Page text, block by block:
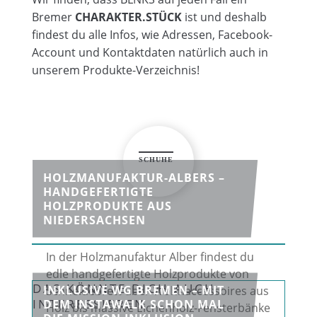
Bremer CHARAKTER.STÜCKist und deshalb
findest du alle Infos, wie Adressen, Facebook-
Account und Kontaktdaten natürlich auch in
unserem Produkte-Verzeichnis!
DAS KÖNNTE DICH AUCH
INTERESSIEREN
HOLZMANUFAKTUR-ALBERS –
HANDGEFERTIGTE
HOLZPRODUKTE AUS
NIEDERSACHSEN
In der Holzmanufaktur Alber findest du
edle handgefertigte Holzprodukte von
Schneidebrett über Wohnaccessoires aus
Holz bis massive Eichenholz-Fensterbänke
INKLUSIVE WG BREMEN – MIT
DEM INSTAWALK SCHON MAL